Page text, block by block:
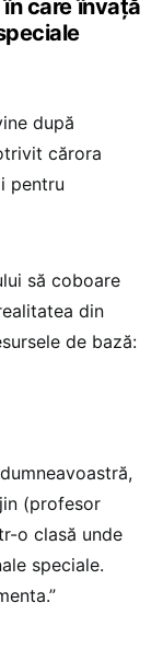
care învață
după
cărora
pentru
să coboare
din
de bază:
(profesor
o clasă unde
speciale.